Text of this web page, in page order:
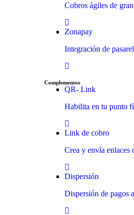
Cobros ágiles de
Zonapay
Integración de
Complementos
QR- Link
Habilita en tu punto
Link de cobro
Crea y envía enlaces
Dispersión
Dispersión de pagos